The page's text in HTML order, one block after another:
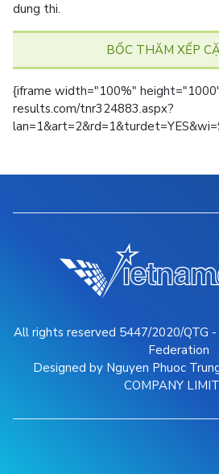
dung thi.
BỐC THĂM XẾP
{iframe width="100%"
results.com/tnr324883.aspx?
All rights reserved 5447/2020/QTG -
Federation
Designed by Nguyen Phuoc
COMPANY